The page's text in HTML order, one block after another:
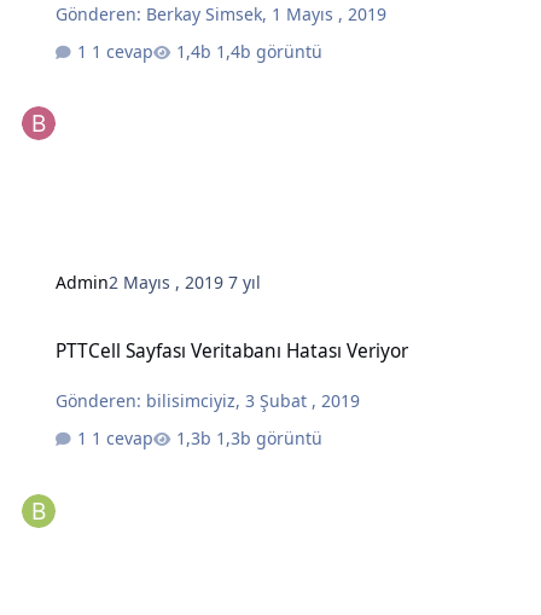
Gönderen: Berkay Simsek, 1 Mayıs , 2019
1 cevap
1,4b görüntü
Admin2 Mayıs , 20197 yıl
PTTCell Sayfası Veritabanı Hatası Veriyor
Gönderen: bilisimciyiz,3 Şubat , 2019
1 cevap
1,3b görüntü